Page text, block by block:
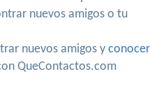
nuevos amigos o tu
nuevos amigos y conocer
QueContactos.com